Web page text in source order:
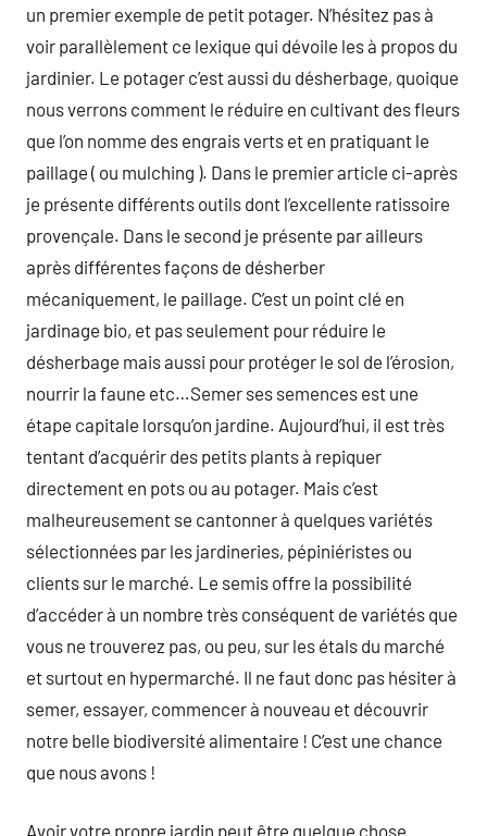
un premier exemple de petit potager. N’hésitez pas à
voir parallèlement ce lexique qui dévoile les à propos du
jardinier. Le potager c’est aussi du désherbage, quoique
nous verrons comment le réduire en cultivant des fleurs
que l’on nomme des engrais verts et en pratiquant le
paillage ( ou mulching ). Dans le premier article ci-après
je présente différents outils dont l’excellente ratissoire
provençale. Dans le second je présente par ailleurs
après différentes façons de désherber
mécaniquement, le paillage. C’est un point clé en
jardinage bio, et pas seulement pour réduire le
désherbage mais aussi pour protéger le sol de l’érosion,
nourrir la faune etc…Semer ses semences est une
étape capitale lorsqu’on jardine. Aujourd’hui, il est très
tentant d’acquérir des petits plants à repiquer
directement en pots ou au potager. Mais c’est
malheureusement se cantonner à quelques variétés
sélectionnées par les jardineries, pépiniéristes ou
clients sur le marché. Le semis offre la possibilité
d’accéder à un nombre très conséquent de variétés que
vous ne trouverez pas, ou peu, sur les étals du marché
et surtout en hypermarché. Il ne faut donc pas hésiter à
semer, essayer, commencer à nouveau et découvrir
notre belle biodiversité alimentaire ! C’est une chance
que nous avons !
Avoir votre propre jardin peut être quelque chose